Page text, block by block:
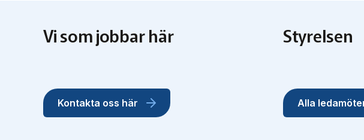
Vi som jobbar här
Kontakta oss här
Styrelsen
Alla